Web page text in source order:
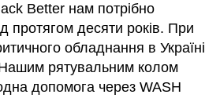
Better нам потрібно
протягом десяти років. При
обладнання в Україні
рятувальним колом
допомога через WASH